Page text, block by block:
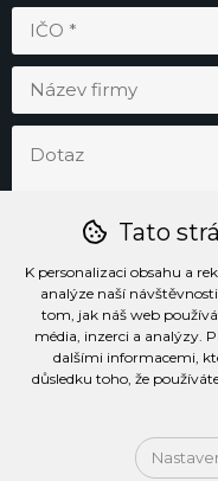
Prohlášení o přístupnosti
Informace
Tato
K personalizaci obsahu a
analýze naší
tom, jak náš web
média, inzerci a analýzy.
dalšími informacemi,
důsledku toho, že